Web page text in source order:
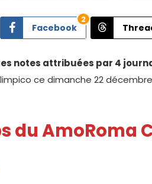
Facebook
2
notes attribuées par 4
ce dimanche 22
du AmoRoma